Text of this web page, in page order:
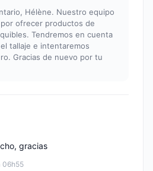
Hélène. Nuestro equipo
ofrecer productos de
Tendremos en cuenta
tallaje e intentaremos
Gracias de nuevo por tu
06h55
gracias